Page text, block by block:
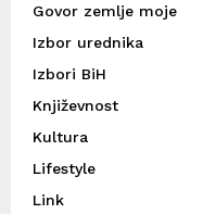
Govor zemlje moje
Izbor urednika
Izbori BiH
Književnost
Kultura
Lifestyle
Link